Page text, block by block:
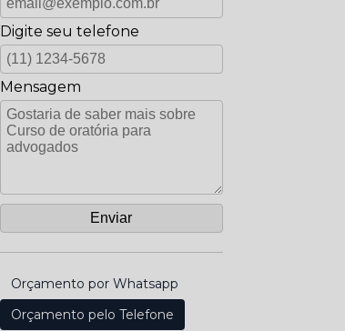
Digite seu telefone
Mensagem
Orçamento por Whatsapp
Orçamento pelo Telefone